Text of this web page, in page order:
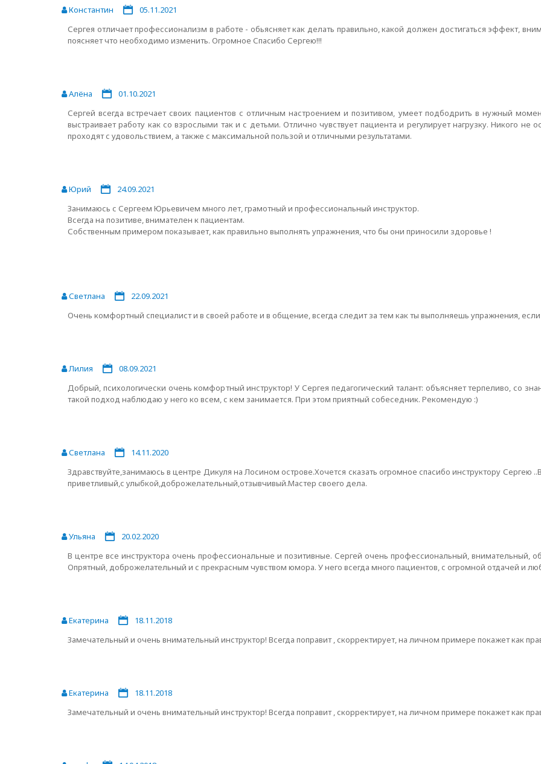
Константин
05.11.2021
Сергея отличает профессионализм в работе - обьясняет как делать правильно, какой должен достигаться эффект,
поясняет что необходимо изменить. Огромное Спасибо Сергею!!!
Алёна
01.10.2021
Сергей всегда встречает своих пациентов с отличным настроением и позитивом, умеет подбодрить в нужный
выстраивает работу как со взрослыми так и с детьми. Отлично чувствует пациента и регулирует нагрузку. Никого не
проходят с удовольствием, а также с максимальной пользой и отличными результатами.
Юрий
24.09.2021
Занимаюсь с Сергеем Юрьевичем много лет, грамотный и профессиональный инструктор.
Всегда на позитиве, внимателен к пациентам.
Собственным примером показывает, как правильно выполнять упражнения, что бы они приносили здоровье !
Светлана
22.09.2021
Очень комфортный специалист и в своей работе и в общение, всегда следит за тем как ты выполняешь упражнения, если
Лилия
08.09.2021
Добрый, психологически очень комфортный инструктор! У Сергея педагогический талант: объясняет терпеливо, со
такой подход наблюдаю у него ко всем, с кем занимается. При этом приятный собеседник. Рекомендую :)
Светлана
14.11.2020
Здравствуйте,занимаюсь в центре Дикуля на Лосином острове.Хочется сказать огромное спасибо инструктору Сергею
приветливый,с улыбкой,доброжелательный,отзывчивый.Мастер своего дела.
Ульяна
20.02.2020
В центре все инструктора очень профессиональные и позитивные. Сергей очень профессиональный, внимательный,
Опрятный, доброжелательный и с прекрасным чувством юмора. У него всегда много пациентов, с огромной отдачей и
Екатерина
18.11.2018
Замечательный и очень внимательный инструктор! Всегда поправит , скорректирует, на личном примере покажет как
Екатерина
18.11.2018
Замечательный и очень внимательный инструктор! Всегда поправит , скорректирует, на личном примере покажет как